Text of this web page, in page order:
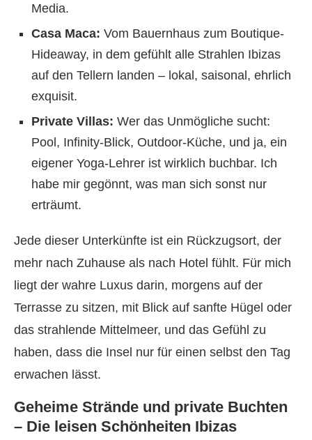
Media.
Casa Maca: Vom Bauernhaus zum Boutique-
Hideaway, in dem gefühlt alle Strahlen Ibizas
auf den Tellern landen – lokal, saisonal, ehrlich
exquisit.
Private Villas: Wer das Unmögliche sucht:
Pool, Infinity-Blick, Outdoor-Küche, und ja, ein
eigener Yoga-Lehrer ist wirklich buchbar. Ich
habe mir gegönnt, was man sich sonst nur
erträumt.
Jede dieser Unterkünfte ist ein Rückzugsort, der
mehr nach Zuhause als nach Hotel fühlt. Für mich
liegt der wahre Luxus darin, morgens auf der
Terrasse zu sitzen, mit Blick auf sanfte Hügel oder
das strahlende Mittelmeer, und das Gefühl zu
haben, dass die Insel nur für einen selbst den Tag
erwachen lässt.
Geheime Strände und private Buchten
– Die leisen Schönheiten Ibizas